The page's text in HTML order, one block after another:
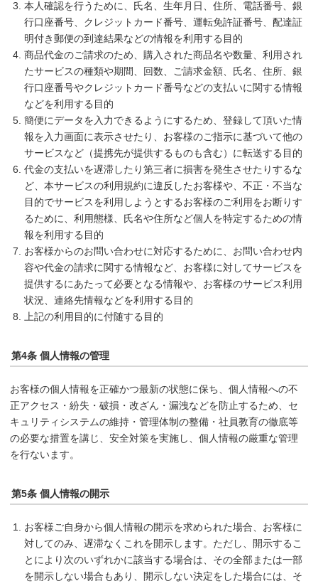
本人確認を行うために、氏名、生年月日、住所、電話番号、銀
行口座番号、クレジットカード番号、運転免許証番号、配達証
明付き郵便の到達結果などの情報を利用する目的
商品代金のご請求のため、購入された商品名や数量、利用され
たサービスの種類や期間、回数、ご請求金額、氏名、住所、銀
行口座番号やクレジットカード番号などの支払いに関する情報
などを利用する目的
簡便にデータを入力できるようにするため、登録して頂いた情
報を入力画面に表示させたり、お客様のご指示に基づいて他の
サービスなど（提携先が提供するものも含む）に転送する目的
代金の支払いを遅滞したり第三者に損害を発生させたりするな
ど、本サービスの利用規約に違反したお客様や、不正・不当な
目的でサービスを利用しようとするお客様のご利用をお断りす
るために、利用態様、氏名や住所など個人を特定するための情
報を利用する目的
お客様からのお問い合わせに対応するために、お問い合わせ内
容や代金の請求に関する情報など、お客様に対してサービスを
提供するにあたって必要となる情報や、お客様のサービス利用
状況、連絡先情報などを利用する目的
上記の利用目的に付随する目的
第4条 個人情報の管理
お客様の個人情報を正確かつ最新の状態に保ち、個人情報への不
正アクセス・紛失・破損・改ざん・漏洩などを防止するため、セ
キュリティシステムの維持・管理体制の整備・社員教育の徹底等
の必要な措置を講じ、安全対策を実施し、個人情報の厳重な管理
を行ないます。
第5条 個人情報の開示
お客様ご自身から個人情報の開示を求められた場合、お客様に
対してのみ、遅滞なくこれを開示します。ただし、開示するこ
とにより次のいずれかに該当する場合は、その全部または一部
を開示しない場合もあり、開示しない決定をした場合には、そ